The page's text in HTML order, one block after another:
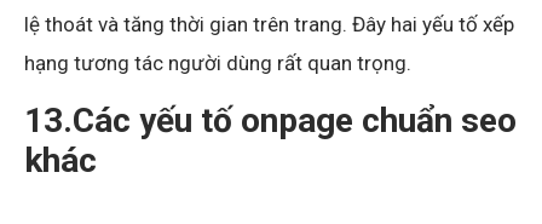
lệ thoát và tăng thời gian trên trang. Đây hai yếu tố xếp
hạng tương tác người dùng rất quan trọng.
13.Các yếu tố onpage chuẩn seo
khác